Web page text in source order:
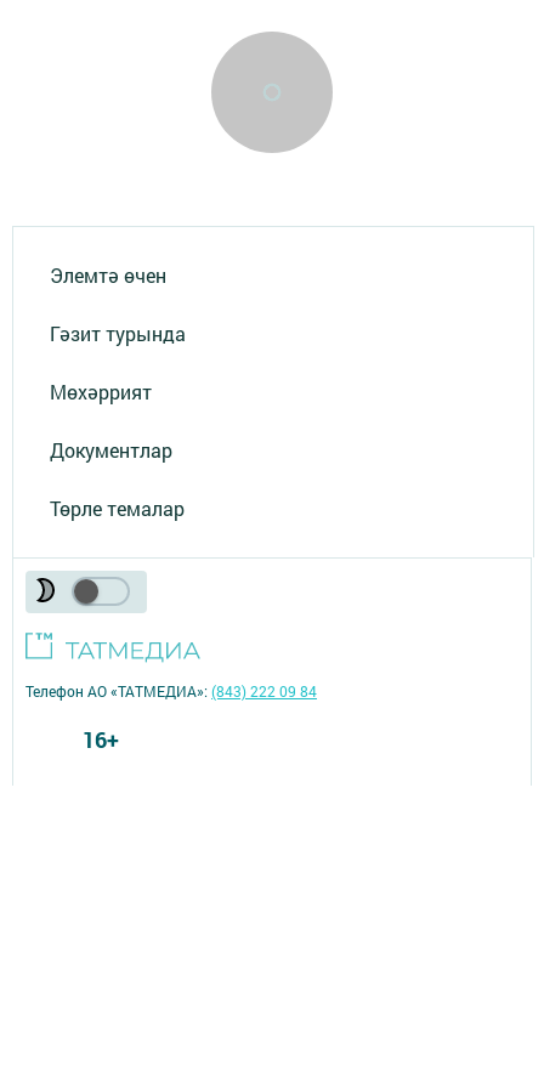
Элемтә өчен
Гәзит турында
Мөхәррият
Документлар
Төрле темалар
Телефон АО «ТАТМЕДИА»:(843) 222 09 84
16+